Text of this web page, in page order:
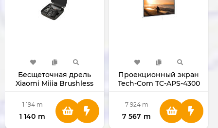
Бесщеточная дрель
Xiaomi Mijia Brushless
BHR08C9CN
1 194 m
1 140 m
Проекционный экран
Tech-Com TC-APS-4300
7 924 m
7 567 m